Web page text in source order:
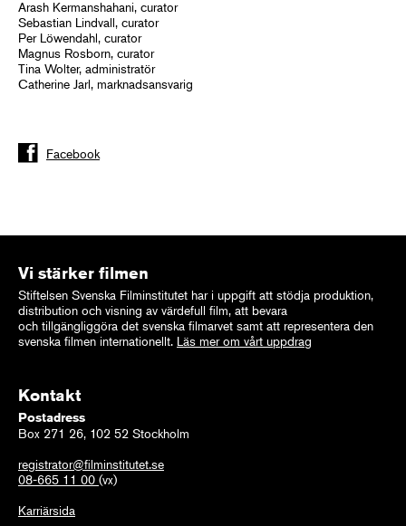
Arash Kermanshahani, curator
Sebastian Lindvall, curator
Per Löwendahl, curator
Magnus Rosborn, curator
Tina Wolter, administratör
Catherine Jarl, marknadsansvarig
Facebook
Vi stärker filmen
Stiftelsen Svenska Filminstitutet har i uppgift att stödja produktion,
distribution och visning av värdefull film, att bevara
och tillgängliggöra det svenska filmarvet samt att representera den
svenska filmen internationellt. Läs mer om vårt uppdrag
Kontakt
Postadress
Box 271 26, 102 52 Stockholm
registrator@filminstitutet.se
08-665 11 00 (vx)
Karriärsida